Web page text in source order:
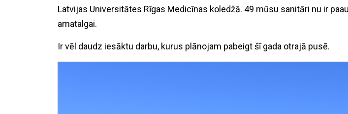
Latvijas Universitātes Rīgas Medicīnas koledžā. 49 mūsu sanitāri nu ir
amatalgai.
Ir vēl daudz iesāktu darbu, kurus plānojam pabeigt šī gada otrajā pusē.